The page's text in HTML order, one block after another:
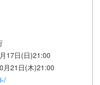
17日(日)21:00
月21日(木)21:00